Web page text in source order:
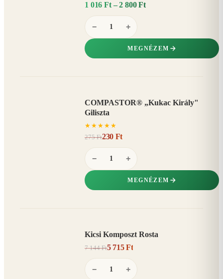
1 016 Ft – 2 800 Ft
− +
MEGNÉZEM
COMPASTOR® „Kukac Király"
Giliszta
★ ★ ★ ★ ★
275 Ft230 Ft
− +
MEGNÉZEM
Kicsi Komposzt Rosta
7 144 Ft5 715 Ft
− +